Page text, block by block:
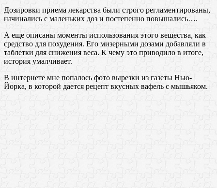
Дозировки приема лекарства были строго регламентированы,
начинались с маленьких доз и постепенно повышались….
А еще описаны моменты использования этого вещества, как
средство для похудения. Его мизерными дозами добавляли в
таблетки для снижения веса. К чему это приводило в итоге,
история умалчивает.
В интернете мне попалось фото вырезки из газеты Нью-
Йорка, в которой дается рецепт вкусных вафель с мышьяком.